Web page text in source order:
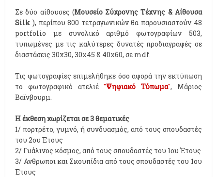
Σε δύο αίθουσες (Μουσείο Σύχρονης Τέχνης & Αίθουσα
Silk ), περίπου 800 τετραγωνικών θα παρουσιαστούν 48
portfolio με συνολικό αριθμό φωτογραφίων 503,
τυπωμένες με τις καλύτερες δυνατές προδιαγραφές σε
διαστάσεις 30x30, 30x45 & 40x60, σε mdf.
Τις φωτογραφίες επιμελήθηκε όσο αφορά την εκτύπωση
το φωτογραφικό ατελιέ"Ψηφιακό Τύπωμα", Μάριος
Βαϊνβουρμ.
Η έκθεση χωρίζεται σε 3 θεματικές
1/ πορτρέτο, γυμνό, ή συνδυασμός, από τους σπουδαστές
του 2ου Έτους
2/ Γυάλινος κόσμος, από τους σπουδαστές του 1ου Έτους
3/ Ανθρωποι και Σκουπίδια από τους σπουδαστές του 1ου
Έτους